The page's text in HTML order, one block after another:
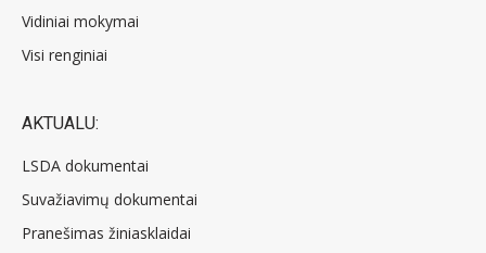
Vidiniai mokymai
Visi renginiai
AKTUALU:
LSDA dokumentai
Suvažiavimų dokumentai
Pranešimas žiniasklaidai